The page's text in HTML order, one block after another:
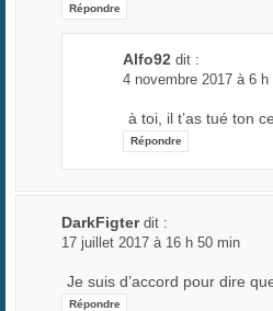
Répondre
Alfo92 dit :
4 novembre 2017 à 6 h
à toi, il t’as tué ton
Répondre
DarkFigter dit :
17 juillet 2017 à 16 h 50 min
Je suis d’accord pour dire
Répondre